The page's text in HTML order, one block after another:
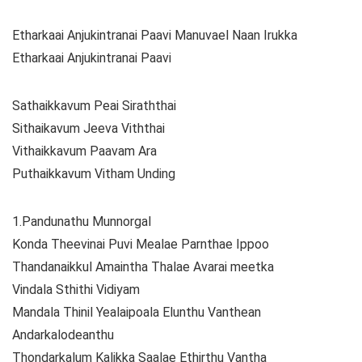
Etharkaai Anjukintranai Paavi Manuvael Naan Irukka
Etharkaai Anjukintranai Paavi
Sathaikkavum Peai Siraththai
Sithaikavum Jeeva Viththai
Vithaikkavum Paavam Ara
Puthaikkavum Vitham Unding
1.Pandunathu Munnorgal
Konda Theevinai Puvi Mealae Parnthae Ippoo
Thandanaikkul Amaintha Thalae Avarai meetka
Vindala Sthithi Vidiyam
Mandala Thinil Yealaipoala Elunthu Vanthean
Andarkalodeanthu
Thondarkalum Kalikka Saalae Ethirthu Vantha